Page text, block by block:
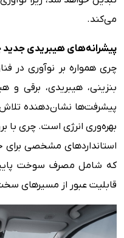
می‌کند.
پیشرانه‌های هیبریدی جدید چری با مصرف 2
چری همواره بر نوآوری در
بنزینی، هیبریدی، برقی و
پیشرفت‌ها نشان‌دهنده
بهره‌وری انرژی است. چری با
استانداردهای مشخصی برای
که شامل مصرف سوخت
قابلیت عبور از مسیرهای